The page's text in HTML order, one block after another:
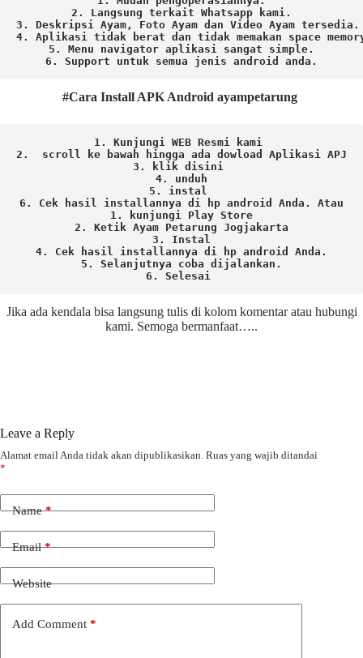
2. Langsung terkait Whatsapp kami.
3. Deskripsi Ayam, Foto Ayam dan Video Ayam tersedia.
4. Aplikasi tidak berat dan tidak memakan space
5. Menu navigator aplikasi sangat simple.
6. Support untuk semua jenis android anda.
#Cara Install APK Android ayampetarung
1. Kunjungi WEB Resmi kami
2.  scroll ke bawah hingga ada dowload Aplikasi APJ
3. klik disini
4. unduh
5. instal
6. Cek hasil installannya di hp android Anda. Atau
1. kunjungi Play Store
2. Ketik Ayam Petarung Jogjakarta
3. Instal
4. Cek hasil installannya di hp android Anda.
5. Selanjutnya coba dijalankan.
6. Selesai
Jika ada kendala bisa langsung tulis di kolom komentar atau hubungi
kami. Semoga bermanfaat…..
Leave a Reply
Alamat email Anda tidak akan dipublikasikan. Ruas yang wajib ditandai
*
Name*
Email*
Website
Add Comment *